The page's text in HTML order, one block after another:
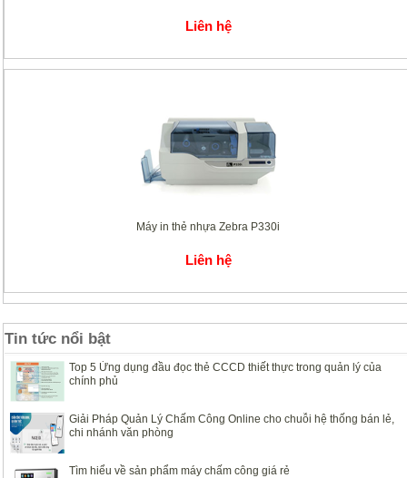
Tin tức nổi bật
Top 5 Ứng dụng đầu đọc thẻ CCCD thiết thực trong quản lý của
chính phủ
Giải Pháp Quản Lý Chấm Công Online cho chuỗi hệ thống bán lẻ,
chi nhánh văn phòng
Tìm hiểu về sản phẩm máy chấm công giá rẻ
Liên hệ
Máy in thẻ nhựa Zebra P330i
Liên hệ